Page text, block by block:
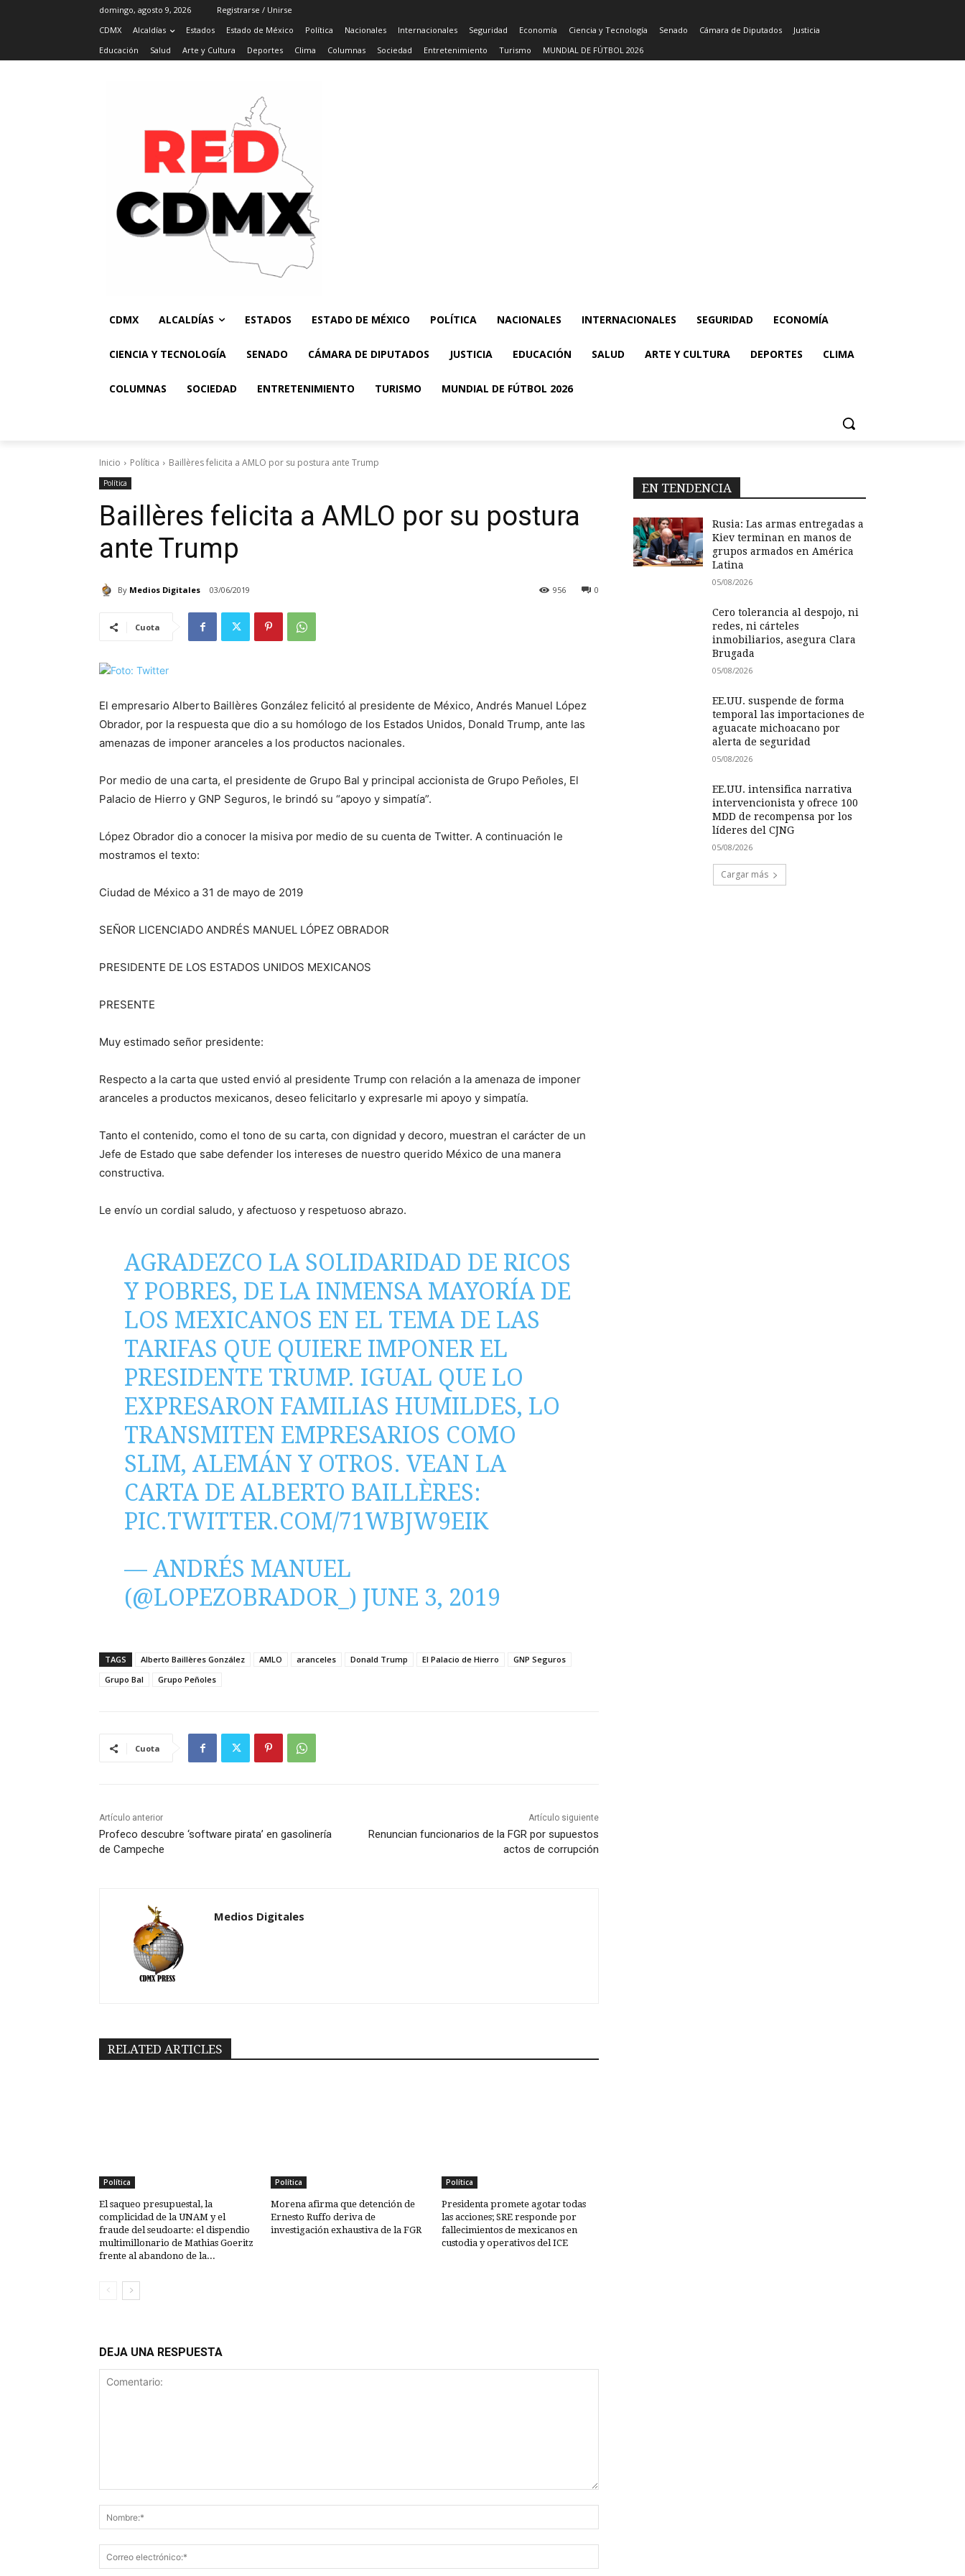
domingo, agosto 9, 2026
Registrarse / Unirse
CDMX
Alcaldías Estados Estado de México Política Nacionales Internacionales Seguridad Economía Ciencia y Tecnología Senado Cámara de Diputados
Justicia
Educación
Salud Arte y Cultura Deportes Clima Columnas Sociedad Entretenimiento Turismo MUNDIAL DE FÚTBOL 2026
CDMX ALCALDÍAS ESTADOS ESTADO DE MÉXICO POLÍTICA NACIONALES INTERNACIONALES SEGURIDAD ECONOMÍA
CIENCIA Y TECNOLOGÍA SENADO CÁMARA DE DIPUTADOS JUSTICIA EDUCACIÓN SALUD ARTE Y CULTURA DEPORTES CLIMA
COLUMNAS SOCIEDAD ENTRETENIMIENTO TURISMO MUNDIAL DE FÚTBOL 2026
Inicio Política Baillères felicita a AMLO por su postura ante Trump
Política
Baillères felicita a AMLO por su postura
ante Trump
By Medios Digitales 03/06/2019 0
956
Cuota
El empresario Alberto Baillères González felicitó al presidente de México, Andrés Manuel López
Obrador, por la respuesta que dio a su homólogo de los Estados Unidos, Donald Trump, ante las
amenazas de imponer aranceles a los productos nacionales.
Por medio de una carta, el presidente de Grupo Bal y principal accionista de Grupo Peñoles, El
Palacio de Hierro y GNP Seguros, le brindó su “apoyo y simpatía”.
López Obrador dio a conocer la misiva por medio de su cuenta de Twitter. A continuación le
mostramos el texto:
Ciudad de México a 31 de mayo de 2019
SEÑOR LICENCIADO ANDRÉS MANUEL LÓPEZ OBRADOR
PRESIDENTE DE LOS ESTADOS UNIDOS MEXICANOS
PRESENTE
Muy estimado señor presidente:
Respecto a la carta que usted envió al presidente Trump con relación a la amenaza de imponer
aranceles a productos mexicanos, deseo felicitarlo y expresarle mi apoyo y simpatía.
Tanto el contenido, como el tono de su carta, con dignidad y decoro, muestran el carácter de un
Jefe de Estado que sabe defender los intereses de nuestro querido México de una manera
constructiva.
Le envío un cordial saludo, y afectuoso y respetuoso abrazo.
AGRADEZCO LA SOLIDARIDAD DE RICOS
Y POBRES, DE LA INMENSA MAYORÍA DE
LOS MEXICANOS EN EL TEMA DE LAS
TARIFAS QUE QUIERE IMPONER EL
PRESIDENTE TRUMP. IGUAL QUE LO
EXPRESARON FAMILIAS HUMILDES, LO
TRANSMITEN EMPRESARIOS COMO
SLIM, ALEMÁN Y OTROS. VEAN LA
CARTA DE ALBERTO BAILLÈRES:
PIC.TWITTER.COM/71WBJW9EIK
— ANDRÉS MANUEL
(@LOPEZOBRADOR_) JUNE 3, 2019
TAGS Alberto Baillères González AMLO aranceles Donald Trump El Palacio de Hierro
GNP Seguros
Grupo Bal
Grupo Peñoles
Cuota
Artículo anterior
Profeco descubre ‘software pirata’ en gasolinería
de Campeche
Artículo siguiente
Renuncian funcionarios de la FGR por supuestos
actos de corrupción
Medios Digitales
RELATED ARTICLES
Política
El saqueo presupuestal, la
complicidad de la UNAM y el
fraude del seudoarte: el dispendio
multimillonario de Mathias Goeritz
frente al abandono de la...
Política
Morena afirma que detención de
Ernesto Ruffo deriva de
investigación exhaustiva de la FGR
Política
Presidenta promete agotar todas
las acciones; SRE responde por
fallecimientos de mexicanos en
custodia y operativos del ICE
DEJA UNA RESPUESTA
electrónico:*
EN TENDENCIA
Rusia: Las armas entregadas a
Kiev terminan en manos de
grupos armados en América
Latina
05/08/2026
Cero tolerancia al despojo, ni
redes, ni cárteles
inmobiliarios, asegura Clara
Brugada
05/08/2026
EE.UU. suspende de forma
temporal las importaciones de
aguacate michoacano por
alerta de seguridad
05/08/2026
EE.UU. intensifica narrativa
intervencionista y ofrece 100
MDD de recompensa por los
líderes del CJNG
05/08/2026
Cargar más